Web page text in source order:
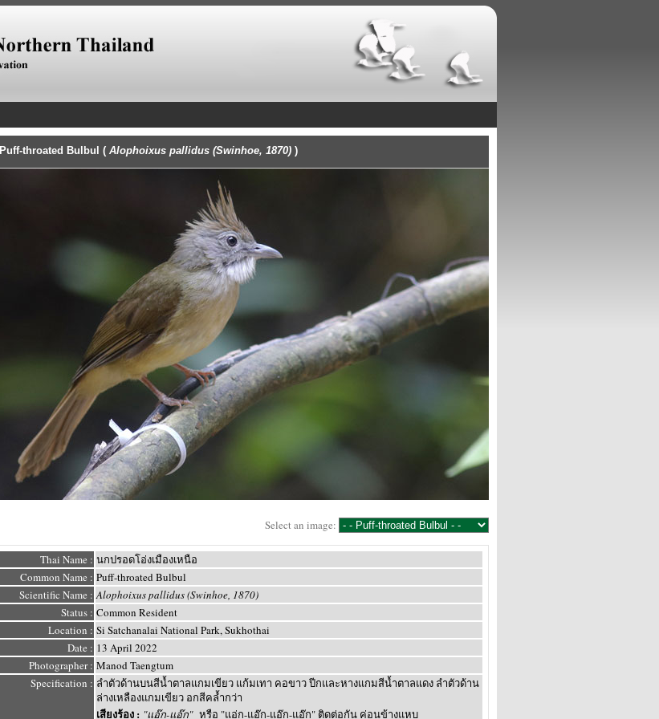
Puff-throated Bulbul ( Alophoixus pallidus (Swinhoe, 1870) )
Select an image:
Thai Name : นกปรอดโอ่งเมืองเหนือ
Common Name : Puff-throated Bulbul
Scientific Name : Alophoixus pallidus (Swinhoe, 1870)
Status : Common Resident
Location : Si Satchanalai National Park, Sukhothai
Date : 13 April 2022
Photographer : Manod Taengtum
Specification : ลำตัวด้านบนสีน้ำตาลแกมเขียว แก้มเทา คอขาว ปีกและหางแกมสีน้ำตาลแดง ลำตัวด้าน
ล่างเหลืองแกมเขียว อกสีคล้ำกว่า
เสียงร้อง : "แอ๊ก-แอ๊ก" หรือ "แอ่ก-แอ๊ก-แอ๊ก-แอ๊ก" ติดต่อกัน ค่อนข้างแหบ